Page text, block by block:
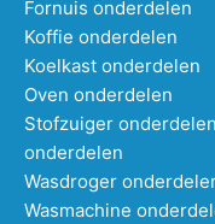
Fornuis onderdelen
Koffie onderdelen
Koelkast onderdelen
Oven onderdelen
Stofzuiger onderdelen
onderdelen
Wasdroger
Wasmachine